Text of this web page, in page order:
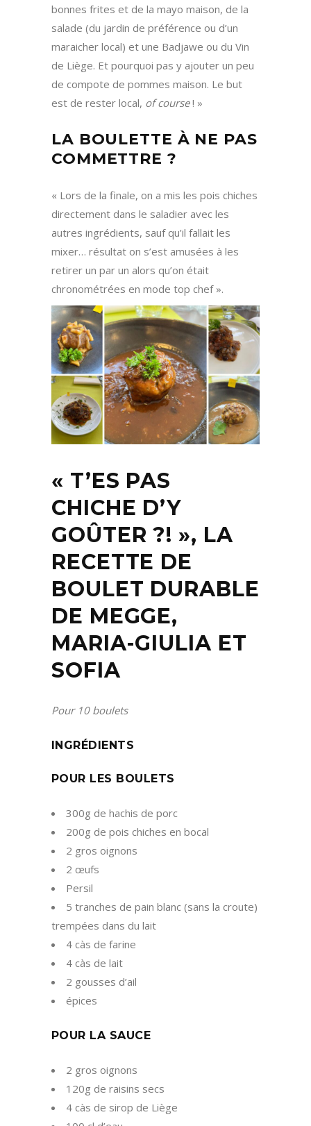
bonnes frites et de la mayo maison, de la
salade (du jardin de préférence ou d’un
maraicher local) et une Badjawe ou du Vin
de Liège. Et pourquoi pas y ajouter un peu
de compote de pommes maison. Le but
est de rester local, of course! »
LA BOULETTE À NE PAS
COMMETTRE ?
« Lors de la finale, on a mis les pois chiches
directement dans le saladier avec les
autres ingrédients, sauf qu’il fallait les
mixer… résultat on s’est amusées à les
retirer un par un alors qu’on était
chronométrées en mode top chef ».
« T’ES PAS
CHICHE D’Y
GOÛTER ?! », LA
RECETTE DE
BOULET DURABLE
DE MEGGE,
MARIA-GIULIA ET
SOFIA
Pour 10 boulets
INGRÉDIENTS
POUR LES BOULETS
300g de hachis de porc
200g de pois chiches en bocal
2 gros oignons
2 œufs
Persil
5 tranches de pain blanc (sans la croute)
trempées dans du lait
4 càs de farine
4 càs de lait
2 gousses d’ail
épices
POUR LA SAUCE
2 gros oignons
120g de raisins secs
4 càs de sirop de Liège